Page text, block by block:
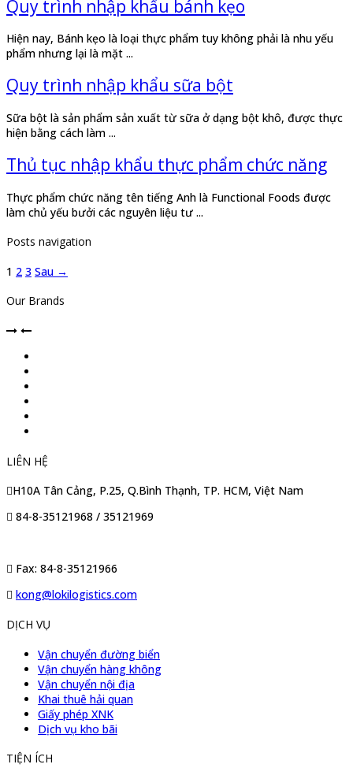
Quy trình nhập khẩu bánh kẹo
Hiện nay, Bánh kẹo là loại thực phẩm tuy không phải là nhu yếu
phẩm nhưng lại là mặt ...
Quy trình nhập khẩu sữa bột
Sữa bột là sản phẩm sản xuất từ sữa ở dạng bột khô, được thực
hiện bằng cách làm ...
Thủ tục nhập khẩu thực phẩm chức năng
Thực phẩm chức năng tên tiếng Anh là Functional Foods được
làm chủ yếu bưởi các nguyên liệu tư ...
Posts navigation
1 2 3 Sau →
Our Brands
LIÊN HỆ
H10A Tân Cảng, P.25, Q.Bình Thạnh, TP. HCM, Việt Nam
84-8-35121968 / 35121969
Fax: 84-8-35121966
kong@lokilogistics.com
DỊCH VỤ
Vận chuyển đường biển
Vận chuyển hàng không
Vận chuyển nội địa
Khai thuê hải quan
Giấy phép XNK
Dịch vụ kho bãi
TIỆN ÍCH